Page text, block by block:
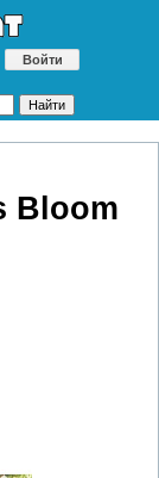
Войти
Bloom